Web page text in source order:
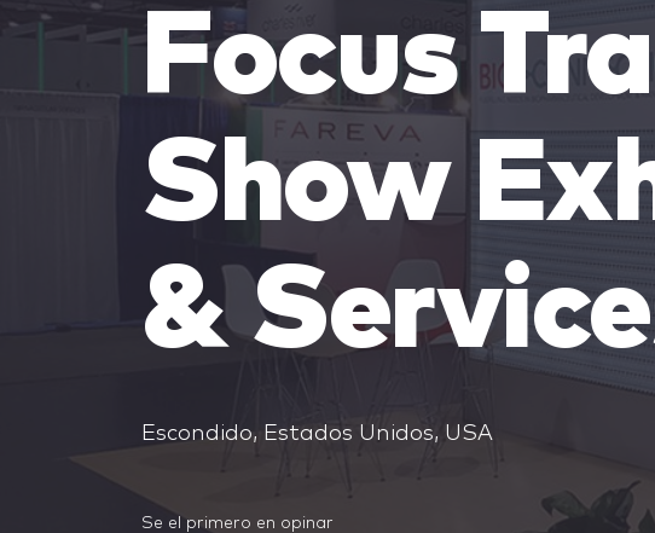
Focus
Show
&
Escondido, Estados Unidos, USA
Se el primero en opinar